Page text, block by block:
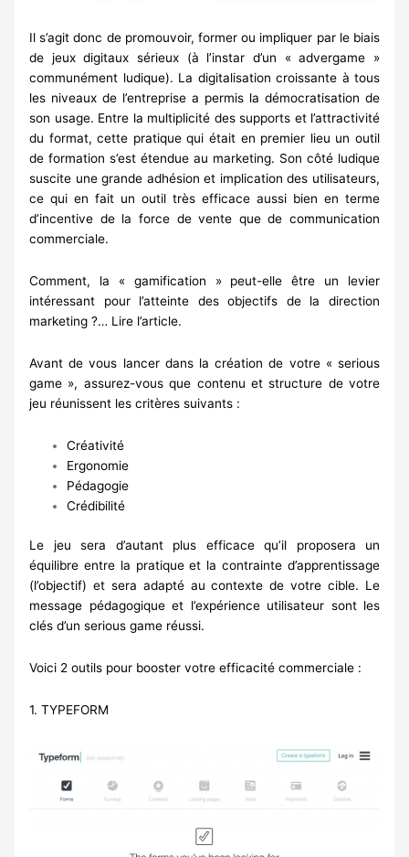
Il s’agit donc de promouvoir, former ou impliquer par le biais
de jeux digitaux sérieux (à l’instar d’un « advergame »
communément ludique). La digitalisation croissante à tous
les niveaux de l’entreprise a permis la démocratisation de
son usage. Entre la multiplicité des supports et l’attractivité
du format, cette pratique qui était en premier lieu un outil
de formation s’est étendue au marketing. Son côté ludique
suscite une grande adhésion et implication des utilisateurs,
ce qui en fait un outil très efficace aussi bien en terme
d’incentive de la force de vente que de communication
commerciale.
Comment, la « gamification » peut-elle être un levier
intéressant pour l’atteinte des objectifs de la direction
marketing ?… Lire l’article.
Avant de vous lancer dans la création de votre « serious
game », assurez-vous que contenu et structure de votre
jeu réunissent les critères suivants :
Créativité
Ergonomie
Pédagogie
Crédibilité
Le jeu sera d’autant plus efficace qu’il proposera un
équilibre entre la pratique et la contrainte d’apprentissage
(l’objectif) et sera adapté au contexte de votre cible. Le
message pédagogique et l’expérience utilisateur sont les
clés d’un serious game réussi.
Voici 2 outils pour booster votre efficacité commerciale :
1. TYPEFORM